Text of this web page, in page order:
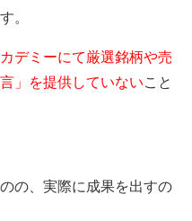
。
デミーにて厳選銘柄や売
」を提供していない こと
の、実際に成果を出すの